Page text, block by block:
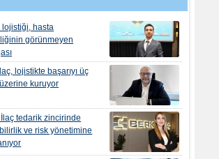
lojistiği, hasta
görünmeyen
lojistikte başarıyı üç
kuruyor
İlaç tedarik zincirinde
ve risk yönetimine